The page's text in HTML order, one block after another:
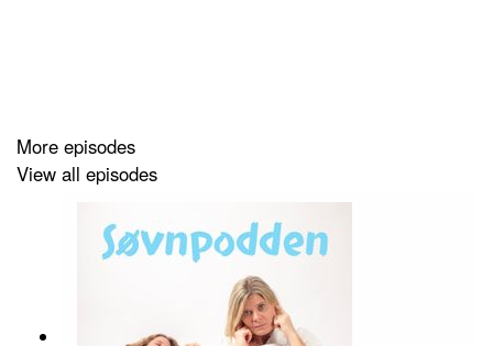
More episodes
View all episodes